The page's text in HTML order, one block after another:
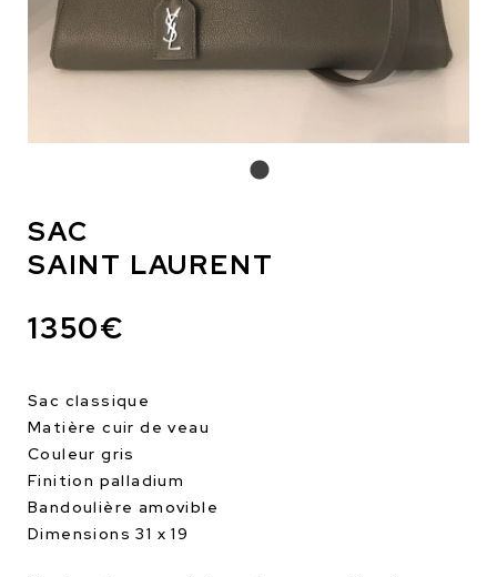
SAC
SAINT LAURENT
1350€
Sac classique
Matière cuir de veau
Couleur gris
Finition palladium
Bandoulière amovible
Dimensions 31 x 19